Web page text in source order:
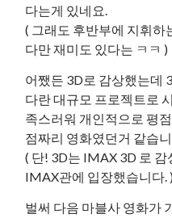
다는게 있네요.
( 그래도 후반부에 지휘
다만 재미도 있다는 ㅋㅋ )
어쨌든 3D로 감상했는데
다란 대규모 프로젝트로
족스러워 개인적으로 평
점짜리 영화였던거 같습
( 단! 3D는 IMAX 3D 로
IMAX관에 입장했습니다. )
벌써 다음 마블사 영화가